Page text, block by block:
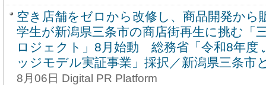
空き店舗をゼロから改修し、商品開発か
学生が新潟県三条市の商店街再生に挑む「
ロジェクト」8月始動 総務省「令和8年度
ッジモデル実証事業」採択／新潟県三条市
8月06日 Digital PR Platform